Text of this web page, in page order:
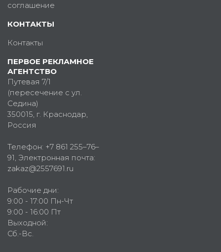
соглашение
КОНТАКТЫ
Контакты
ПЕРВОЕ РЕКЛАМНОЕ
АГЕНТСТВО
Путевая 7/1
(пересечение с ул.
Седина)
350015, г. Краснодар,
Россия
Телефон: +7 861 255–76–
91, Электронная почта:
zakaz@2557691.ru
Рабочие дни:
9:00 - 17:00 Пн-Чт
9:00 - 16:00 Пт
Выходной:
Сб.-Вс.